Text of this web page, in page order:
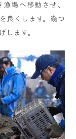
場へ移動させ、
良くします。幾つ
します。